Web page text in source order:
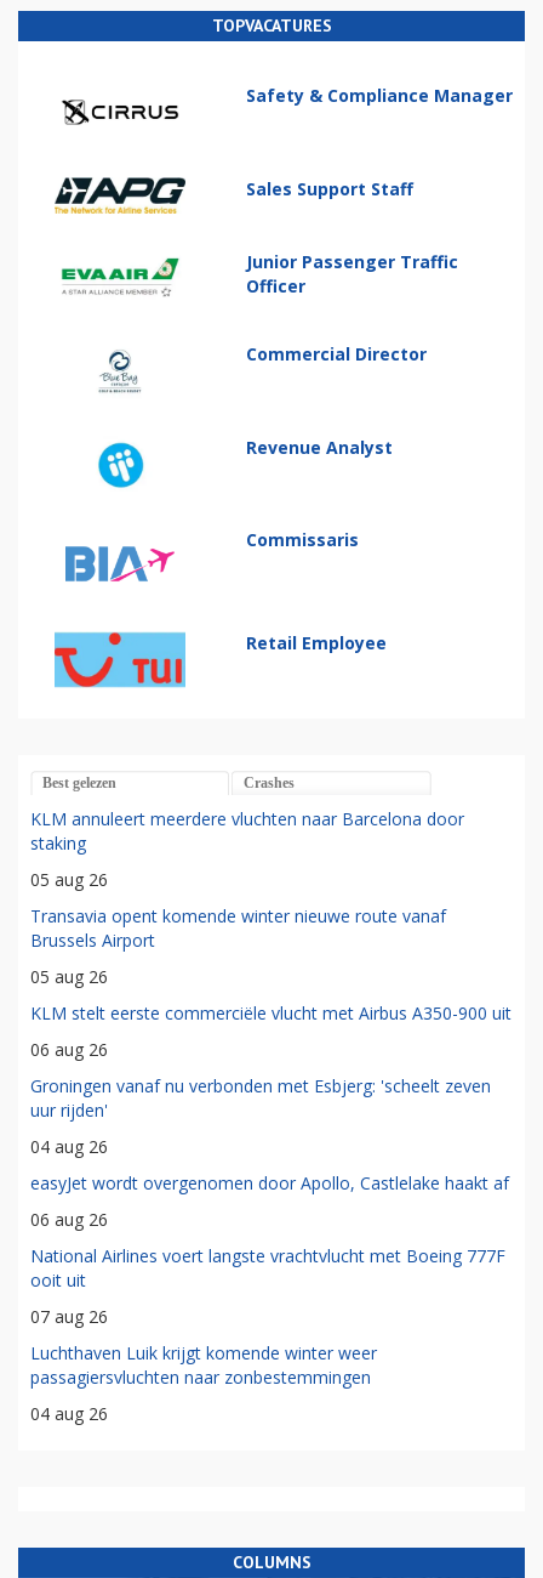
TOPVACATURES
Safety & Compliance Manager
Sales Support Staff
Junior Passenger Traffic
Officer
Commercial Director
Revenue Analyst
Commissaris
Retail Employee
Best gelezen Crashes
KLM annuleert meerdere vluchten naar Barcelona door
staking
05 aug 26
Transavia opent komende winter nieuwe route vanaf
Brussels Airport
05 aug 26
KLM stelt eerste commerciële vlucht met Airbus A350-900 uit
06 aug 26
Groningen vanaf nu verbonden met Esbjerg: 'scheelt zeven
uur rijden'
04 aug 26
easyJet wordt overgenomen door Apollo, Castlelake haakt af
06 aug 26
National Airlines voert langste vrachtvlucht met Boeing 777F
ooit uit
07 aug 26
Luchthaven Luik krijgt komende winter weer
passagiersvluchten naar zonbestemmingen
04 aug 26
COLUMNS